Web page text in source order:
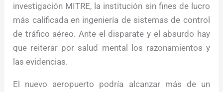
investigación MITRE, la institución sin fines de lucro
más calificada en ingeniería de sistemas de control
de tráfico aéreo. Ante el disparate y el absurdo hay
que reiterar por salud mental los razonamientos y
las evidencias.
El nuevo aeropuerto podría alcanzar más de un